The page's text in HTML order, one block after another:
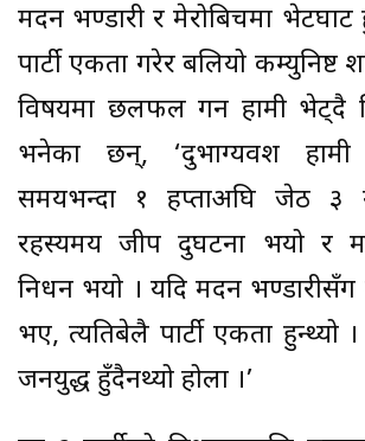
मदन भण्डारी र मेरोबिचमा भेटघाट
पार्टी एकता गरेर बलियो कम्युनिष्ट
विषयमा छलफल गर्न हामी भेट्दै
भनेका छन्, ‘दुर्भाग्यवश
समयभन्दा १ हप्ताअघि जेठ ३
रहस्यमय जीप दुर्घटना भयो र
निधन भयो । यदि मदन
भए, त्यतिबेलै पार्टी एकता हुन्थ्यो
जनयुद्ध हुँदैनथ्यो होला ।’